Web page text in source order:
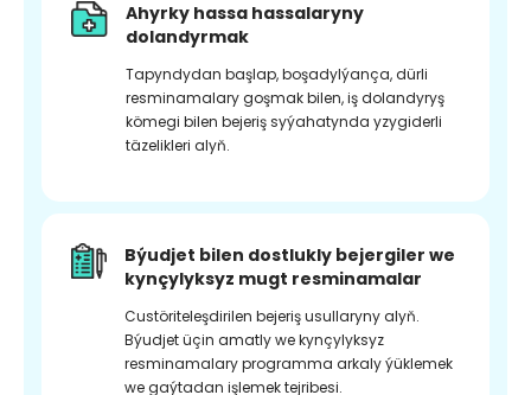
Ahyrky hassa hassalaryny
dolandyrmak
Tapyndydan başlap, boşadylýança, dürli
resminamalary goşmak bilen, iş dolandyryş
kömegi bilen bejeriş syýahatynda yzygiderli
täzelikleri alyň.
Býudjet bilen dostlukly bejergiler we
kynçylyksyz mugt resminamalar
Custöriteleşdirilen bejeriş usullaryny alyň.
Býudjet üçin amatly we kynçylyksyz
resminamalary programma arkaly ýüklemek
we gaýtadan işlemek tejribesi.